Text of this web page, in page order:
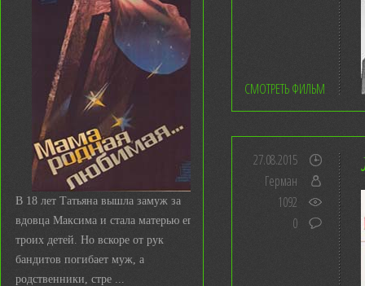
В 18 лет Татьяна вышла замуж за
вдовца Максима и стала матерью его
троих детей. Но вскоре от рук
бандитов погибает муж, а
родственники, стре ...
СМОТРЕТЬ ФИЛЬМ
27.08.2015
Герман
1092
0